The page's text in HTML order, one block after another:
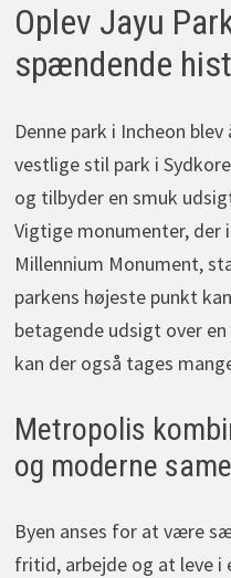
Oplev Jayu
spændende
Denne park i Incheon
vestlige stil park i
og tilbyder en smuk
Vigtige monumenter, der
Millennium Monument,
parkens højeste punkt
betagende udsigt over
kan der også tages
Metropolis
og moderne
Byen anses for at være
fritid, arbejde og at leve